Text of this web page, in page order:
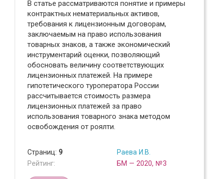
В статье рассматриваются понятие и примеры
контрактных нематериальных активов,
требования к лицензионным договорам,
заключаемым на право использования
товарных знаков, а также экономический
инструментарий оценки, позволяющий
обосновать величину соответствующих
лицензионных платежей. На примере
гипотетического туроператора России
рассчитывается стоимость размера
лицензионных платежей за право
использования товарного знака методом
освобождения от роялти.
Страниц: 9
Рейтинг:
Раева И.В.
БМ — 2020, №3